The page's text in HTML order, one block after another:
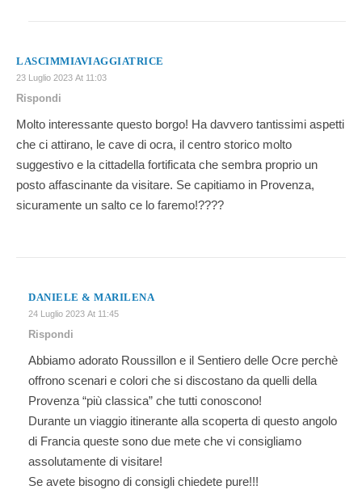
LASCIMMIAVIAGGIATRICE
23 Luglio 2023 At 11:03
Rispondi
Molto interessante questo borgo! Ha davvero tantissimi aspetti
che ci attirano, le cave di ocra, il centro storico molto
suggestivo e la cittadella fortificata che sembra proprio un
posto affascinante da visitare. Se capitiamo in Provenza,
sicuramente un salto ce lo faremo!????
DANIELE & MARILENA
24 Luglio 2023 At 11:45
Rispondi
Abbiamo adorato Roussillon e il Sentiero delle Ocre perchè
offrono scenari e colori che si discostano da quelli della
Provenza “più classica” che tutti conoscono!
Durante un viaggio itinerante alla scoperta di questo angolo
di Francia queste sono due mete che vi consigliamo
assolutamente di visitare!
Se avete bisogno di consigli chiedete pure!!!